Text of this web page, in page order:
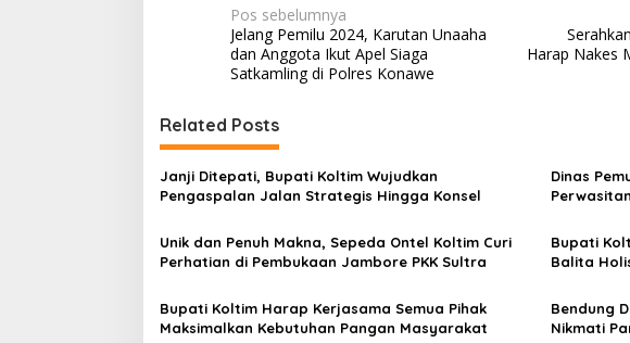
N
a
v
i
g
a
s
i
p
o
s
Pos sebelumnya
Jelang Pemilu 2024, Karutan Unaaha
dan Anggota Ikut Apel Siaga
Satkamling di Polres Konawe
Harap Nakes
Related Posts
Janji Ditepati, Bupati Koltim Wujudkan
Pengaspalan Jalan Strategis Hingga Konsel
Dinas
Unik dan Penuh Makna, Sepeda Ontel Koltim Curi
Perhatian di Pembukaan Jambore PKK Sultra
Bupati
Balita
Bupati Koltim Harap Kerjasama Semua Pihak
Maksimalkan Kebutuhan Pangan Masyarakat
Bendung
Nikmati